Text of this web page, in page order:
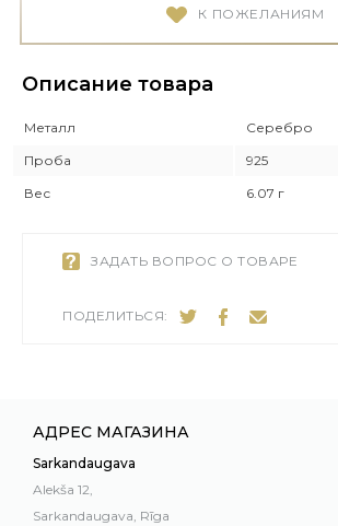
К ПОЖЕЛАНИЯМ
Описание товара
Металл
Серебро
Проба
925
Вес
6.07 г
ЗАДАТЬ ВОПРОС О ТОВАРЕ
ПОДЕЛИТЬСЯ:
АДРЕС МАГАЗИНА
Sarkandaugava
Alekša 12,
Sarkandaugava, Rīga